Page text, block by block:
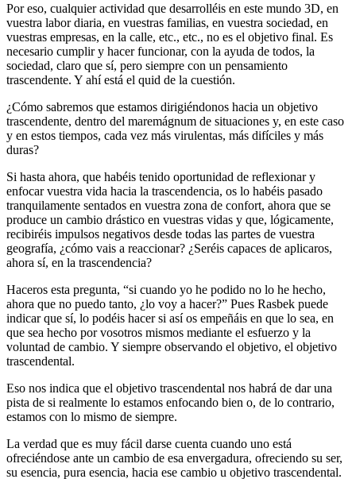
Por eso, cualquier actividad que desarrolléis en este mundo 3D, en
vuestra labor diaria, en vuestras familias, en vuestra sociedad, en
vuestras empresas, en la calle, etc., etc., no es el objetivo final. Es
necesario cumplir y hacer funcionar, con la ayuda de todos, la
sociedad, claro que sí, pero siempre con un pensamiento
trascendente. Y ahí está el quid de la cuestión.
¿Cómo sabremos que estamos dirigiéndonos hacia un objetivo
trascendente, dentro del maremágnum de situaciones y, en este caso
y en estos tiempos, cada vez más virulentas, más difíciles y más
duras?
Si hasta ahora, que habéis tenido oportunidad de reflexionar y
enfocar vuestra vida hacia la trascendencia, os lo habéis pasado
tranquilamente sentados en vuestra zona de confort, ahora que se
produce un cambio drástico en vuestras vidas y que, lógicamente,
recibiréis impulsos negativos desde todas las partes de vuestra
geografía, ¿cómo vais a reaccionar? ¿Seréis capaces de aplicaros,
ahora sí, en la trascendencia?
Haceros esta pregunta, “si cuando yo he podido no lo he hecho,
ahora que no puedo tanto, ¿lo voy a hacer?” Pues Rasbek puede
indicar que sí, lo podéis hacer si así os empeñáis en que lo sea, en
que sea hecho por vosotros mismos mediante el esfuerzo y la
voluntad de cambio. Y siempre observando el objetivo, el objetivo
trascendental.
Eso nos indica que el objetivo trascendental nos habrá de dar una
pista de si realmente lo estamos enfocando bien o, de lo contrario,
estamos con lo mismo de siempre.
La verdad que es muy fácil darse cuenta cuando uno está
ofreciéndose ante un cambio de esa envergadura, ofreciendo su ser,
su esencia, pura esencia, hacia ese cambio u objetivo trascendental.